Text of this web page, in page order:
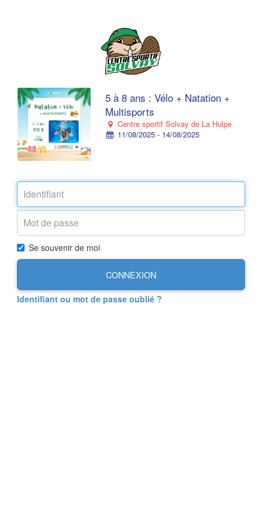
5 à 8 ans : Vélo + Natation +
Multisports
Centre sportif Solvay de La Hulpe
11/08/2025 - 14/08/2025
Se souvenir de moi
CONNEXION
Identifiant ou mot de passe oublié ?